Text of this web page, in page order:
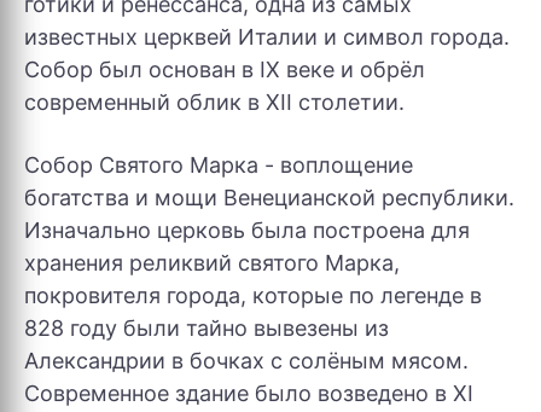
известных церквей Италии и символ города.
Собор был основан в IX веке и обрёл
современный облик в XII столетии.
Собор Святого Марка - воплощение
богатства и мощи Венецианской республики.
Изначально церковь была построена для
хранения реликвий святого Марка,
покровителя города, которые по легенде в
828 году были тайно вывезены из
Александрии в бочках с солёным мясом.
Современное здание было возведено в XI